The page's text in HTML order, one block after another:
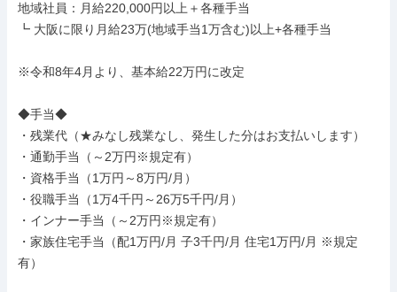
地域社員：月給220,000円以上＋各種手当
┗ 大阪に限り月給23万(地域手当1万含む)以上+各種手当
※令和8年4月より、基本給22万円に改定
◆手当◆
・残業代（★みなし残業なし、発生した分はお支払いします）
・通勤手当（～2万円※規定有）
・資格手当（1万円～8万円/月）
・役職手当（1万4千円～26万5千円/月）
・インナー手当（～2万円※規定有）
・家族住宅手当（配1万円/月 子3千円/月 住宅1万円/月 ※規定
有）